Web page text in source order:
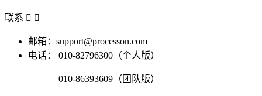
联系  
邮箱：support@processon.com
电话：
010-82796300（个人版）
010-86393609（团队版）